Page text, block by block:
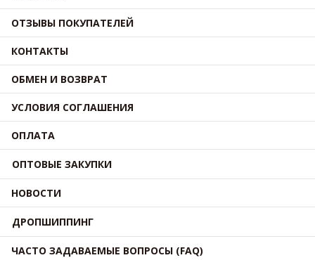
ОТЗЫВЫ ПОКУПАТЕЛЕЙ
КОНТАКТЫ
ОБМЕН И ВОЗВРАТ
УСЛОВИЯ СОГЛАШЕНИЯ
ОПЛАТА
ОПТОВЫЕ ЗАКУПКИ
НОВОСТИ
ДРОПШИППИНГ
ЧАСТО ЗАДАВАЕМЫЕ ВОПРОСЫ (FAQ)